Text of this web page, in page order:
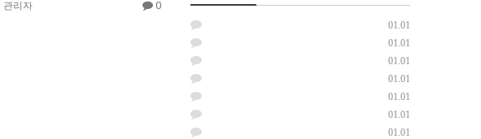
관리자 0
01.01
01.01
01.01
01.01
01.01
01.01
01.01